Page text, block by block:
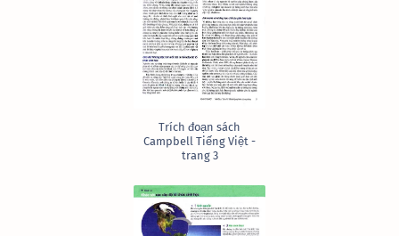
Trích đoạn sách
Campbell Tiếng Việt -
trang 3